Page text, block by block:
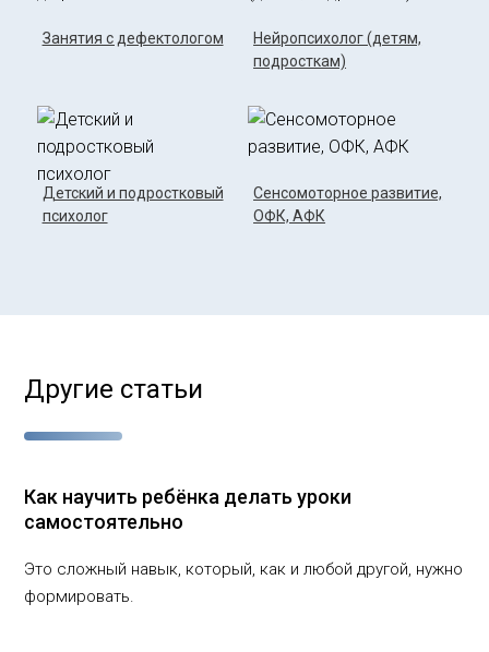
Занятия с дефектологом
Нейропсихолог (детям,
подросткам)
Детский и подростковый
психолог
Сенсомоторное развитие,
ОФК, АФК
Другие статьи
Как научить ребёнка делать уроки
самостоятельно
Это сложный навык, который, как и любой другой, нужно
формировать.